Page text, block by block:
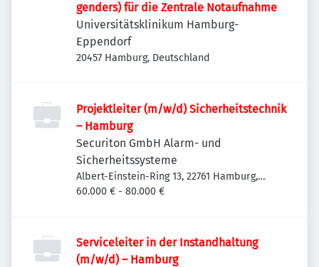
genders) für die Zentrale Notaufnahme
Universitätsklinikum Hamburg-
Eppendorf
20457 Hamburg, Deutschland
Projektleiter (m/w/d) Sicherheitstechnik
– Hamburg
Securiton GmbH Alarm- und
Sicherheitssysteme
Albert-Einstein-Ring 13, 22761 Hamburg,
Deutschland
60.000 € - 80.000 €
Serviceleiter in der Instandhaltung
(m/w/d) – Hamburg